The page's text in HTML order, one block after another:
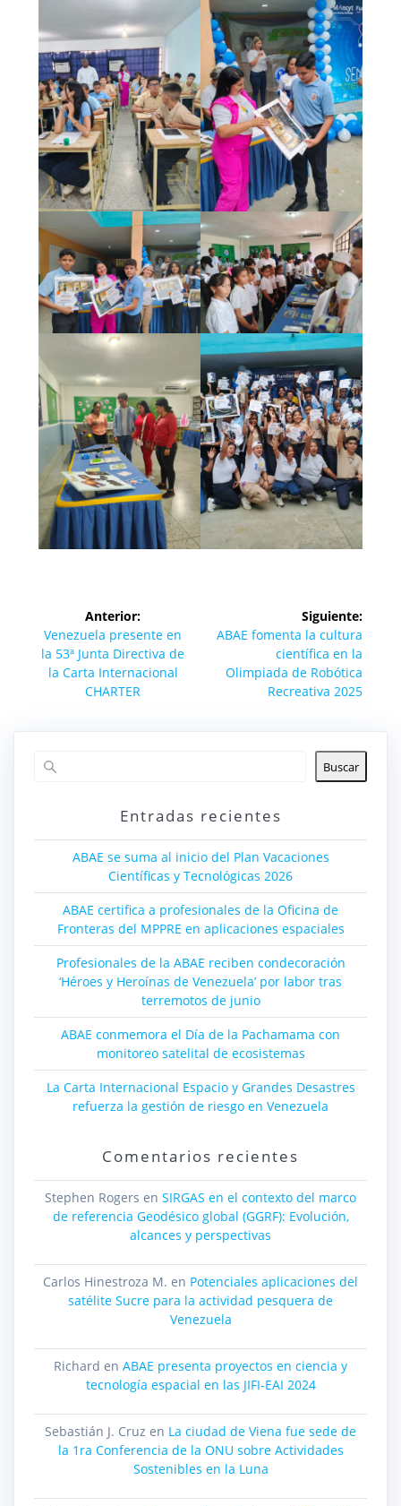
Navegación
de
entradas
Anterior:
Entrada
anterior:
Venezuela presente en
la 53ª Junta Directiva de
la Carta Internacional
CHARTER
Siguiente:
Siguiente
ABAE fomenta la cultura
científica en la
Olimpiada de Robótica
Recreativa 2025
Buscar
Entradas recientes
ABAE se suma al inicio del Plan Vacaciones
Científicas y Tecnológicas 2026
ABAE certifica a profesionales de la Oficina de
Fronteras del MPPRE en aplicaciones espaciales
Profesionales de la ABAE reciben condecoración
‘Héroes y Heroínas de Venezuela’ por labor tras
terremotos de junio
ABAE conmemora el Día de la Pachamama con
monitoreo satelital de ecosistemas
La Carta Internacional Espacio y Grandes Desastres
refuerza la gestión de riesgo en Venezuela
Comentarios recientes
Stephen Rogers en SIRGAS en el contexto del marco
de referencia Geodésico global (GGRF): Evolución,
alcances y perspectivas
Carlos Hinestroza M. en Potenciales aplicaciones del
satélite Sucre para la actividad pesquera de
Venezuela
Richard en ABAE presenta proyectos en ciencia y
tecnología espacial en las JIFI-EAI 2024
Sebastián J. Cruz en La ciudad de Viena fue sede de
la 1ra Conferencia de la ONU sobre Actividades
Sostenibles en la Luna